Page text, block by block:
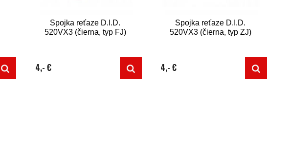
Spojka reťaze D.I.D.
520VX3 (čierna, typ FJ)
4,- €
Spojka reťaze D.I.D.
520VX3 (čierna, typ ZJ)
4,- €